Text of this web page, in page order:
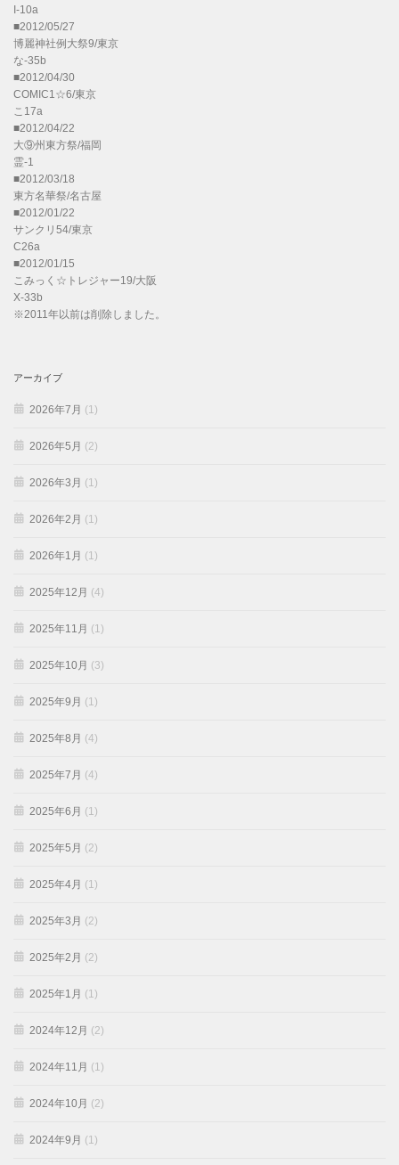
I-10a
■2012/05/27
博麗神社例大祭9/東京
な-35b
■2012/04/30
COMIC1☆6/東京
こ17a
■2012/04/22
大⑨州東方祭/福岡
霊-1
■2012/03/18
東方名華祭/名古屋
■2012/01/22
サンクリ54/東京
C26a
■2012/01/15
こみっく☆トレジャー19/大阪
X-33b
※2011年以前は削除しました。
アーカイブ
2026年7月 (1)
2026年5月 (2)
2026年3月 (1)
2026年2月 (1)
2026年1月 (1)
2025年12月 (4)
2025年11月 (1)
2025年10月 (3)
2025年9月 (1)
2025年8月 (4)
2025年7月 (4)
2025年6月 (1)
2025年5月 (2)
2025年4月 (1)
2025年3月 (2)
2025年2月 (2)
2025年1月 (1)
2024年12月 (2)
2024年11月 (1)
2024年10月 (2)
2024年9月 (1)